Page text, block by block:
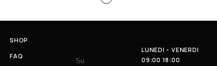
SHOP
FAQ
Su
LUNEDI - VENERDI
09:00 18:00